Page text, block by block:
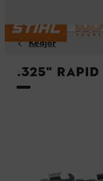
Kedjor
.325" Rapid